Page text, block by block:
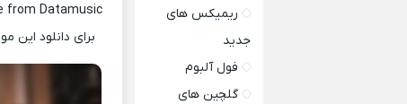
from Datamusic
برای دانلود این
ریمیکس های
جدید
فول آلبوم
گلچین های